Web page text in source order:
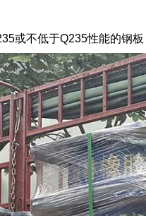
或不低于Q235性能的钢